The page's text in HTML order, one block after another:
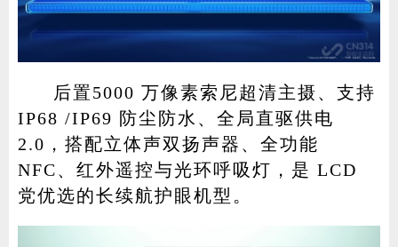
后置5000 万像素索尼超清主摄、支持
IP68 /IP69 防尘防水、全局直驱供电
2.0，搭配立体声双扬声器、全功能
NFC、红外遥控与光环呼吸灯，是 LCD
党优选的长续航护眼机型。